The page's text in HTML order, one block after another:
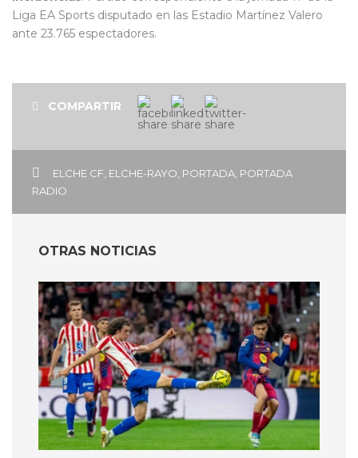
Liga EA Sports disputado en las Estadio Martínez Valero
ante 23.765 espectadores.
COMPARTIR
ELCHE CF ELCHE-RAYO PORTADA PORTADA
RADIO
OTRAS NOTICIAS